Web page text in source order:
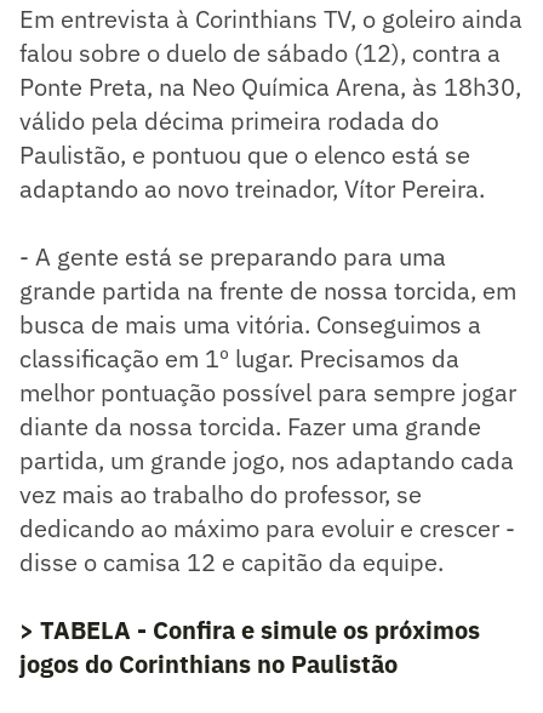
Em entrevista à Corinthians TV, o goleiro ainda
falou sobre o duelo de sábado (12), contra a
Ponte Preta, na Neo Química Arena, às 18h30,
válido pela décima primeira rodada do
Paulistão, e pontuou que o elenco está se
adaptando ao novo treinador, Vítor Pereira.
- A gente está se preparando para uma
grande partida na frente de nossa torcida, em
busca de mais uma vitória. Conseguimos a
classificação em 1º lugar. Precisamos da
melhor pontuação possível para sempre jogar
diante da nossa torcida. Fazer uma grande
partida, um grande jogo, nos adaptando cada
vez mais ao trabalho do professor, se
dedicando ao máximo para evoluir e crescer -
disse o camisa 12 e capitão da equipe.
> TABELA - Confira e simule os próximos
jogos do Corinthians no Paulistão